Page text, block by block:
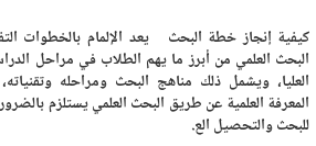
كيفية إنجاز خطة البحث يعد الإلمام بالخطوات
البحث العلمي من أبرز ما يهم الطلاب في مراحل
العليا، ويشمل ذلك مناهج البحث ومراحله
المعرفة العلمية عن طريق البحث العلمي يستلزم
للبحث والتحصيل الع.